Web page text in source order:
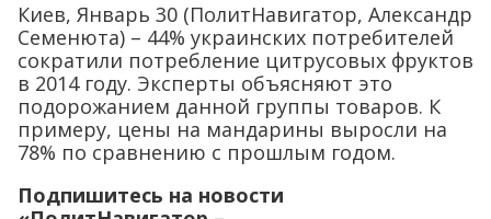
Киев, Январь 30 (ПолитНавигатор, Александр
Семенюта) – 44% украинских потребителей
сократили потребление цитрусовых фруктов
в 2014 году. Эксперты объясняют это
подорожанием данной группы товаров. К
примеру, цены на мандарины выросли на
78% по сравнению с прошлым годом.
Подпишитесь на новости